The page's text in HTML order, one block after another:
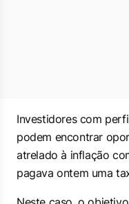
Investidores com
podem encontrar
atrelado à inflação
pagava ontem uma